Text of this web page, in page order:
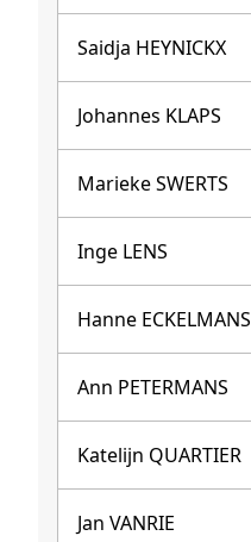
Saidja HEYNICKX
Johannes KLAPS
Marieke SWERTS
Inge LENS
Hanne ECKELMANS
Ann PETERMANS
Katelijn QUARTIER
Jan VANRIE